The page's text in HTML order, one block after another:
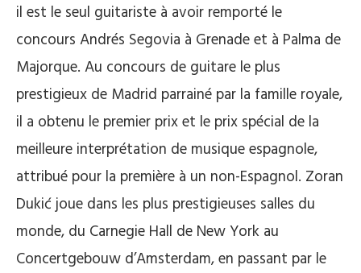
il est le seul guitariste à avoir remporté le
concours Andrés Segovia à Grenade et à Palma de
Majorque. Au concours de guitare le plus
prestigieux de Madrid parrainé par la famille royale,
il a obtenu le premier prix et le prix spécial de la
meilleure interprétation de musique espagnole,
attribué pour la première à un non-Espagnol. Zoran
Dukić joue dans les plus prestigieuses salles du
monde, du Carnegie Hall de New York au
Concertgebouw d’Amsterdam, en passant par le